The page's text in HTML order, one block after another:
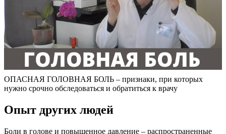
ОПАСНАЯ ГОЛОВНАЯ БОЛЬ – признаки, при которых
нужно срочно обследоваться и обратиться к врачу
Опыт других людей
Боли в голове и повышенное давление – распространенные